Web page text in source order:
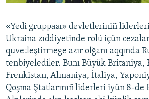
Українською
QOŞULIÑIZ!
RFE/RS bütün saytları
«Yedi gruppası» devletleriniñ
Ukraina zıddiyetinde rolü içün
quvetleştirmege azır olğanı aqqında
tenbiyelediler. Bunı Büyük Britaniya,
Frenkistan, Almaniya, İtaliya,
Qoşma Ştatlarınıñ liderleri iyün 8-de